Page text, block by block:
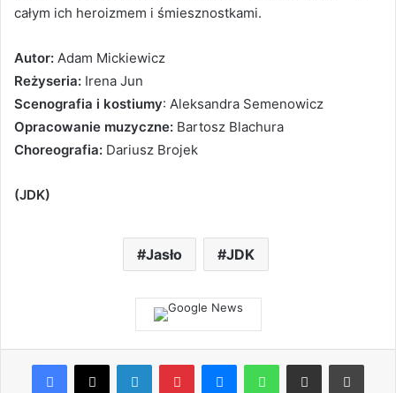
całym ich heroizmem i śmiesznostkami.
Autor: Adam Mickiewicz
Reżyseria: Irena Jun
Scenografia i kostiumy: Aleksandra Semenowicz
Opracowanie muzyczne: Bartosz Blachura
Choreografia: Dariusz Brojek
(JDK)
Jasło JDK
Facebook
X LinkedInPinterestMessengerWhatsAppShare via Email Print